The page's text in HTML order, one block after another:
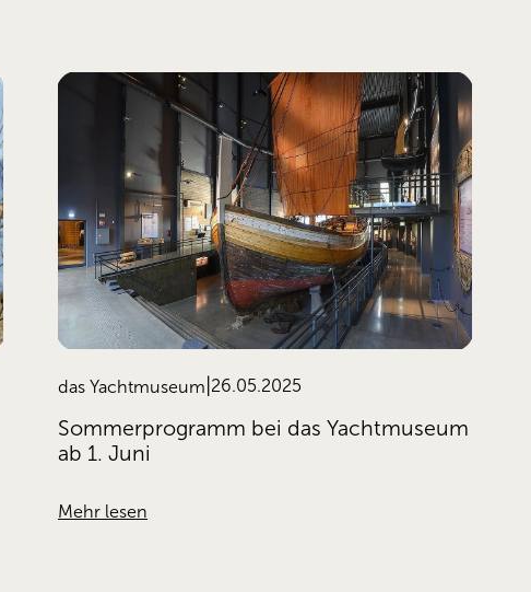
das Yachtmuseum 26.05.2025
Sommerprogramm bei das Yachtmuseum
ab 1. Juni
Mehr lesen